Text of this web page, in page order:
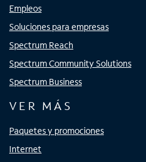
Empleos
Soluciones para empresas
Spectrum Reach
Spectrum Community Solutions
Spectrum Business
VER MÁS
Paquetes y promociones
Internet